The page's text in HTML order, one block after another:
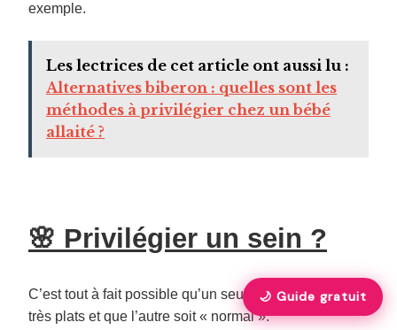
🌙 Guide gratuit
exemple.
Les lectrices de cet article ont aussi lu :
Alternatives biberon : quelles sont les
méthodes à privilégier chez un bébé
allaité ?
🌸 Privilégier un sein ?
C’est tout à fait possible qu’un seul de tes tétons soit
très plats et que l’autre soit « normal ».